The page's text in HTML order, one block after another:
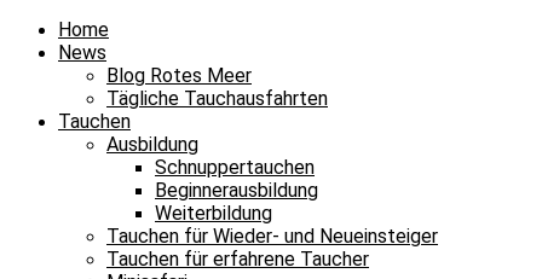
Home
News
Blog Rotes Meer
Tägliche Tauchausfahrten
Tauchen
Ausbildung
Schnuppertauchen
Beginnerausbildung
Weiterbildung
Tauchen für Wieder- und Neueinsteiger
Tauchen für erfahrene Taucher